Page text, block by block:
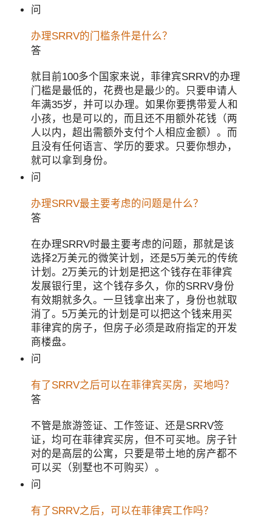
问
办理SRRV的门槛条件是什么？
答
就目前100多个国家来说，菲律宾SRRV的办理
门槛是最低的，花费也是最少的。只要申请人
年满35岁，并可以办理。如果你要携带爱人和
小孩，也是可以的，而且还不用额外花钱（两
人以内，超出需额外支付个人相应金额）。而
且没有任何语言、学历的要求。只要你想办，
就可以拿到身份。
问
办理SRRV最主要考虑的问题是什么？
答
在办理SRRV时最主要考虑的问题，那就是该
选择2万美元的微笑计划，还是5万美元的传统
计划。2万美元的计划是把这个钱存在菲律宾
发展银行里，这个钱存多久，你的SRRV身份
有效期就多久。一旦钱拿出来了，身份也就取
消了。5万美元的计划是可以把这个钱来用买
菲律宾的房子，但房子必须是政府指定的开发
商楼盘。
问
有了SRRV之后可以在菲律宾买房，买地吗？
答
不管是旅游签证、工作签证、还是SRRV签
证，均可在菲律宾买房，但不可买地。房子针
对的是高层的公寓，只要是带土地的房产都不
可以买（别墅也不可购买）。
问
有了SRRV之后，可以在菲律宾工作吗？